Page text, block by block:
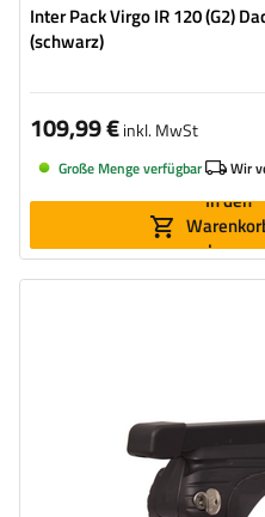
Inter Pack Virgo IR 120 (G2)
(schwarz)
109,99 €inkl. MwSt
Große Menge verfügbar Wir
In den
legen